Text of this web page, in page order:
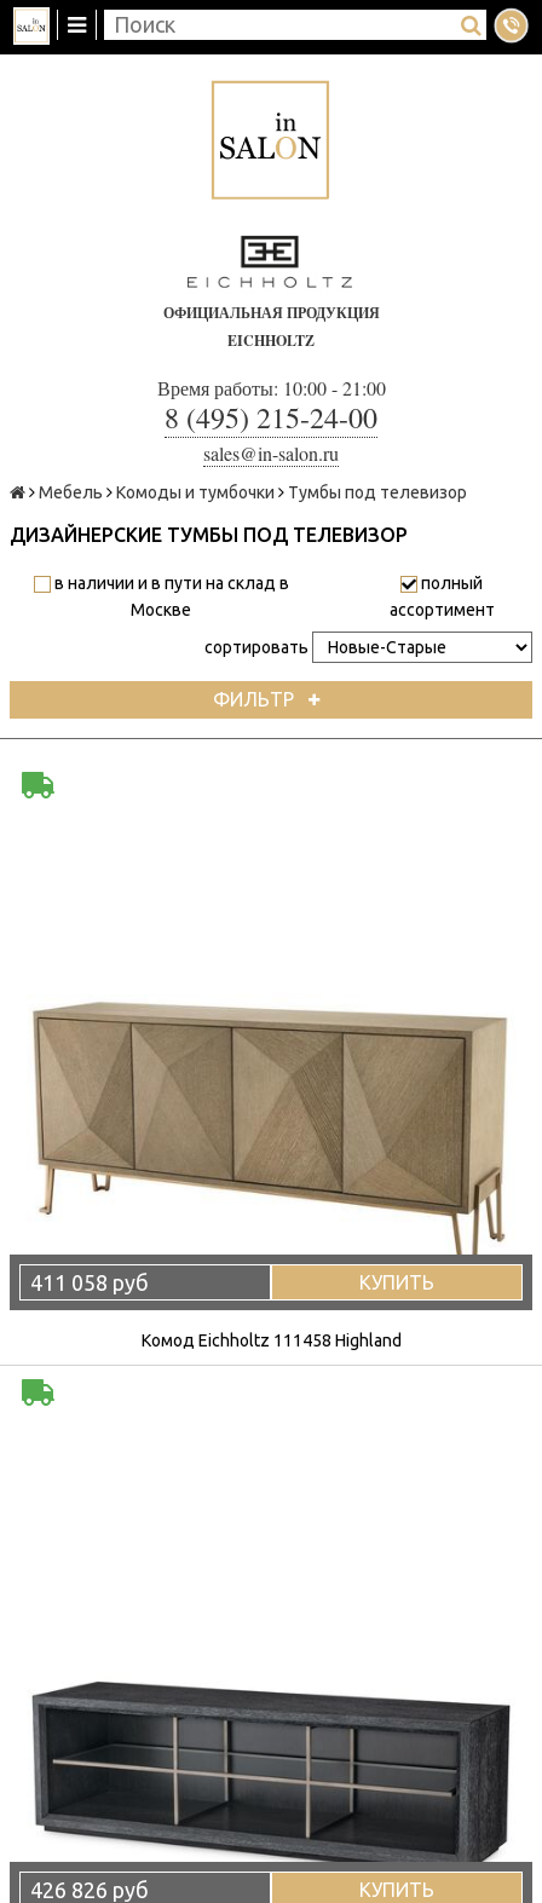
ОФИЦИАЛЬНАЯ ПРОДУКЦИЯ
EICHHOLTZ
Время работы: 10:00 - 21:00
8 (495) 215-24-00
sales@in-salon.ru
Мебель Комоды и тумбочки Тумбы под телевизор
ДИЗАЙНЕРСКИЕ ТУМБЫ ПОД ТЕЛЕВИЗОР
в наличии и в пути на склад в
Москве
полный
ассортимент
сортировать
ФИЛЬТР
411 058 руб КУПИТЬ
Комод Eichholtz 111458 Highland
426 826 руб КУПИТЬ